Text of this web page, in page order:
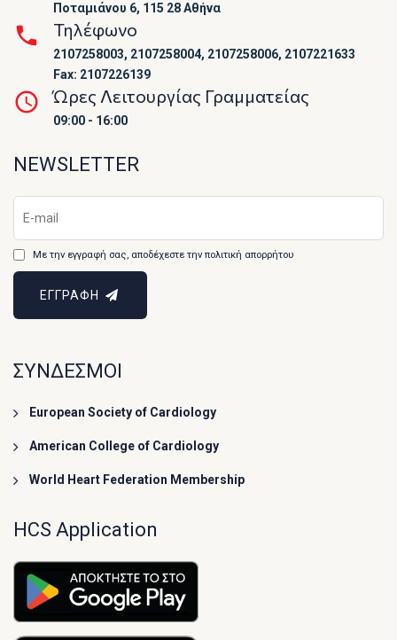
Ποταμιάνου 6, 115 28 Αθήνα
Τηλέφωνο
2107258003, 2107258004, 2107258006, 2107221633
Fax: 2107226139
Ώρες Λειτουργίας Γραμματείας
09:00 - 16:00
NEWSLETTER
Με την εγγραφή σας, αποδέχεστε την πολιτική απορρήτου
ΕΓΓΡΑΦΗ
ΣΥΝΔΕΣΜΟΙ
European Society of Cardiology
American College of Cardiology
World Heart Federation Membership
HCS Application